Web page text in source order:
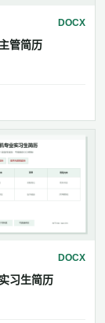
DOCX
管简历
DOCX
习生简历